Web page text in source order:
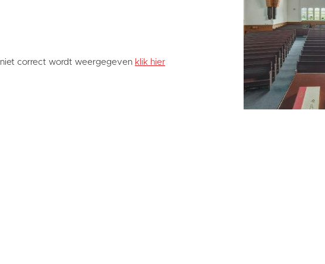
niet correct wordt weergegeven klik hier